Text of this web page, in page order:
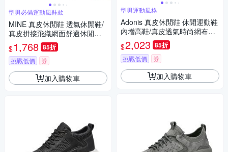
型男必備運動風鞋款
MINE 真皮休閒鞋 透氣休閒鞋/
真皮拼接飛織網面舒適休閒運
動鞋 卡其
$1,768 85折
挑戰低價 券
加入購物車
型男運動風格
Adonis 真皮休閒鞋 休閒運動鞋
內增高鞋/真皮透氣時尚網布拼
接潮流內增高休閒運動鞋 灰
$2,023 85折
挑戰低價 券
加入購物車